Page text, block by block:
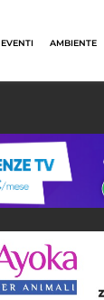
EVENTI AMBIENTE